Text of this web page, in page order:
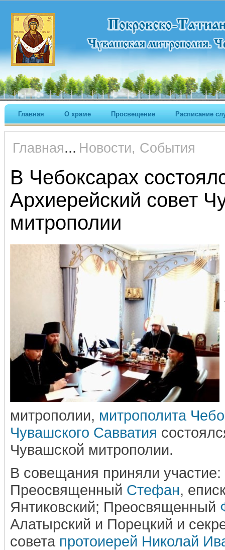
Главная О храме Просвещение Расписание
Главная... Новости, События
В Чебоксарах
Архиерейский совет
митрополии
митрополии, митрополита
Чувашского Савватия
Чувашской митрополии.
В совещания приняли участие:
Преосвященный Стефан,
Янтиковский; Преосвященный
Алатырский и Порецкий и
совета протоиерей Николай